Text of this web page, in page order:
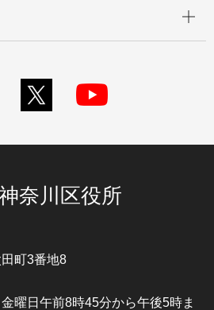
奈川区役所
町3番地8
曜日午前8時45分から午後5時ま